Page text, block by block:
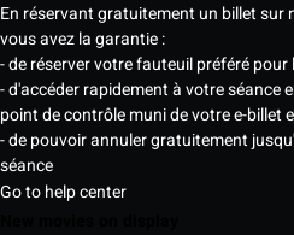
En réservant gratuitement un billet sur
vous avez la garantie :
- de réserver votre fauteuil préféré
- d'accéder rapidement à votre séance
point de contrôle muni de votre e-billet
- de pouvoir annuler gratuitement
séance
Go to help center